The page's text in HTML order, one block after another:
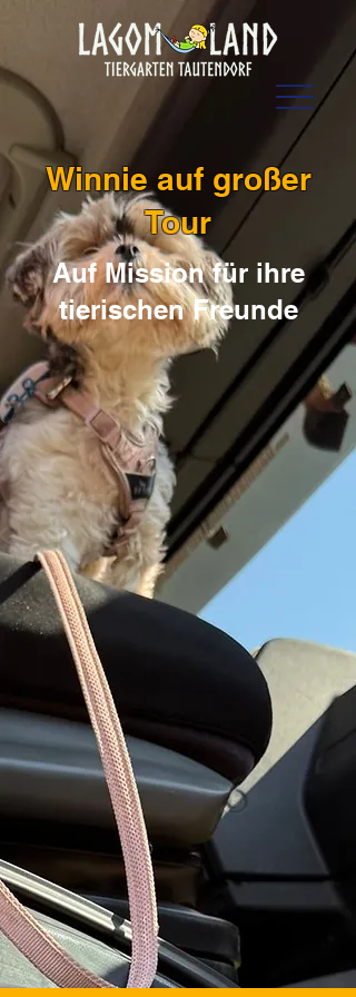
Winnie auf großer
Tour
Auf Mission für ihre
tierischen Freunde